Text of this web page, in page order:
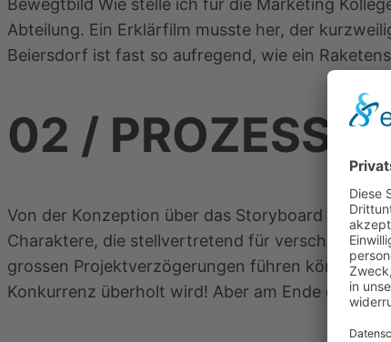
Abteilung. Ein Erklärfilm musste her, der
Beiersdorf ist fast so aufregend, wie ein
02 / PROZESS
Von der Konzeption über das Storyboard bis hin
Charaktere, die stellvertretend für verschiedene
grossen Projektverzögerungen führen können,
Konkurrenz überholt wird! Aber am Ende